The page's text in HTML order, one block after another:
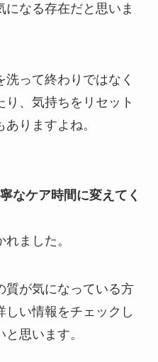
になる存在だと思いま
って終わりではなく
、気持ちをリセット
りますよね。
なケア時間に変えてく
ました。
質が気になっている方
しい情報をチェックし
思います。